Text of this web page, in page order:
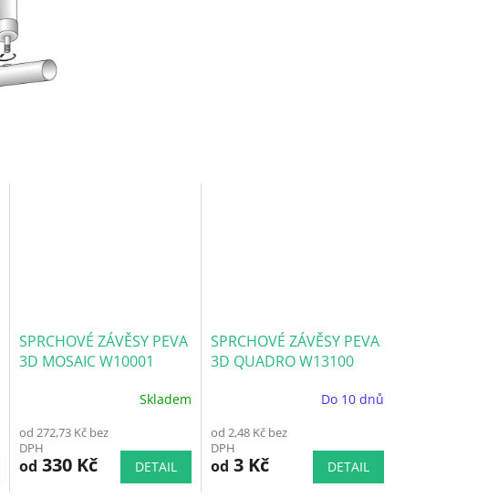
SPRCHOVÉ ZÁVĚSY PEVA
3D MOSAIC W10001
produktu
je
5,0
Skladem
od 272,73 Kč bez
DPH
od 330 Kč DETAIL
SPRCHOVÉ ZÁVĚSY PEVA
3D QUADRO W13100
produktu
je
5,0
Do 10 dnů
od 2,48 Kč bez
DPH
od 3 Kč DETAIL